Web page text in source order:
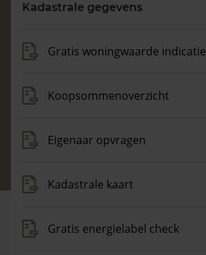
088 220 4200
Kadastrale gegevens
Gratis woningwaarde indicatie
Koopsommenoverzicht
Eigenaar opvragen
Kadastrale kaart
Gratis energielabel check